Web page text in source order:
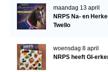
maandag 13 april
NRPS Na- en
Twello
woensdag 8 april
NRPS heeft GI-